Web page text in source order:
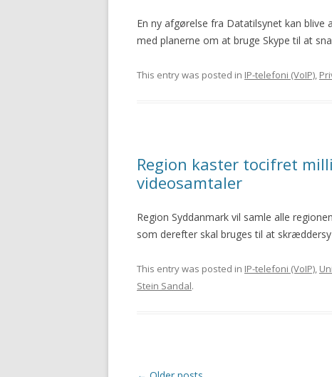
En ny afgørelse fra Datatilsynet kan
med planerne om at bruge Skype til at
This entry was posted in IP-telefoni (VoIP),
Region kaster tocifret
videosamtaler
Region Syddanmark vil samle alle
som derefter skal bruges til at
This entry was posted in IP-telefoni (VoIP),
Stein Sandal.